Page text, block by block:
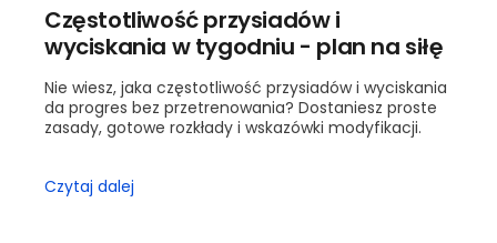
Częstotliwość przysiadów i
wyciskania w tygodniu - plan na siłę
Nie wiesz, jaka częstotliwość przysiadów i wyciskania
da progres bez przetrenowania? Dostaniesz proste
zasady, gotowe rozkłady i wskazówki modyfikacji.
Czytaj dalej